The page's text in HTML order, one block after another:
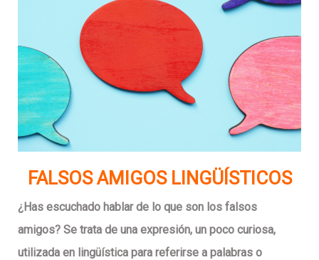
FALSOS AMIGOS LINGÜÍSTICOS
¿Has escuchado hablar de lo que son los falsos
amigos? Se trata de una expresión, un poco curiosa,
utilizada en lingüística para referirse a palabras o